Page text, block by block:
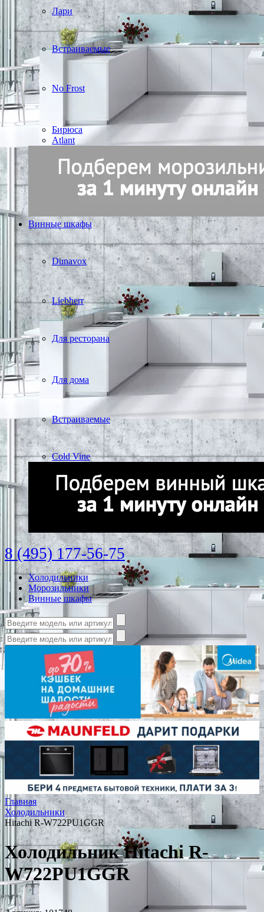
Лари
Встраиваемые
No Frost
Бирюса
Atlant
Винные шкафы
Dunavox
Liebherr
Для ресторана
Для дома
Встраиваемые
Cold Vine
8 (495) 177-56-75
Холодильники
Морозильники
Винные шкафы
Главная
Холодильники
Hitachi R-W722PU1GGR
Холодильник Hitachi R-
W722PU1GGR